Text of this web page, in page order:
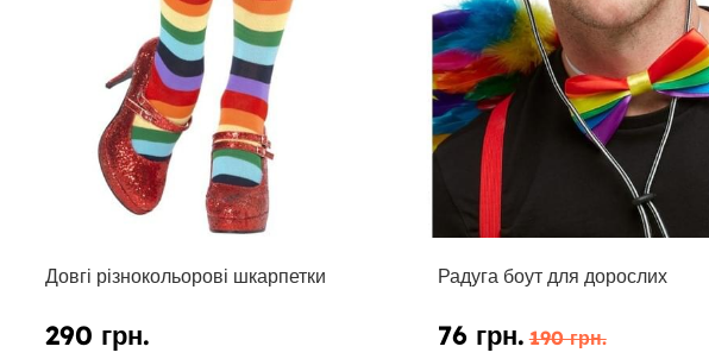
Довгі різнокольорові шкарпетки
290 грн.
Радуга боут для дорослих
76 грн. 190 грн.